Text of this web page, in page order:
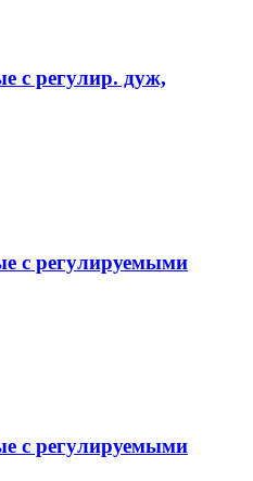
с регулир. дуж,
с регулируемыми
с регулируемыми